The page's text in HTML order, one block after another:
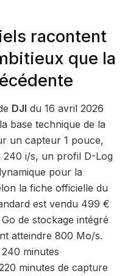
racontent
que la
DJI du 16 avril 2026
base technique de la
un capteur 1 pouce,
240 i/s, un profil D-Log
pour la
la fiche officielle du
est vendu 499 €
de stockage intégré
atteindre 800 Mo/s.
240 minutes
minutes de capture